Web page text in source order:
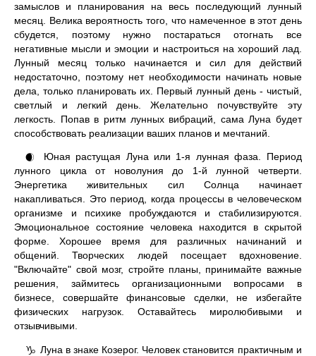
замыслов и планирования на весь последующий лунный
месяц. Велика вероятность того, что намеченное в этот день
сбудется, поэтому нужно постараться отогнать все
негативные мысли и эмоции и настроиться на хороший лад.
Лунный месяц только начинается и сил для действий
недостаточно, поэтому нет необходимости начинать новые
дела, только планировать их. Первый лунный день - чистый,
светлый и легкий день. Желательно почувствуйте эту
легкость. Попав в ритм лунных вибраций, сама Луна будет
способствовать реализации ваших планов и мечтаний.
🌒
Юная растущая Луна или 1-я лунная фаза. Период
лунного цикла от новолуния до 1-й лунной четверти.
Энергетика живительных сил Солнца начинает
накапливаться. Это период, когда процессы в человеческом
организме и психике пробуждаются и стабилизируются.
Эмоциональное состояние человека находится в скрытой
форме. Хорошее время для различных начинаний и
общений. Творческих людей посещает вдохновение.
"Включайте" свой мозг, стройте планы, принимайте важные
решения, займитесь организационными вопросами в
бизнесе, совершайте финансовые сделки, не избегайте
физических нагрузок. Оставайтесь миролюбивыми и
отзывчивыми.
♑ Луна в знаке Козерог. Человек становится практичным и